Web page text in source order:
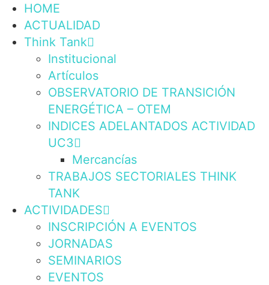
HOME
ACTUALIDAD
Think Tank
Institucional
Artículos
OBSERVATORIO DE TRANSICIÓN
ENERGÉTICA – OTEM
INDICES ADELANTADOS ACTIVIDAD
UC3
Mercancías
TRABAJOS SECTORIALES THINK
TANK
ACTIVIDADES
INSCRIPCIÓN A EVENTOS
JORNADAS
SEMINARIOS
EVENTOS